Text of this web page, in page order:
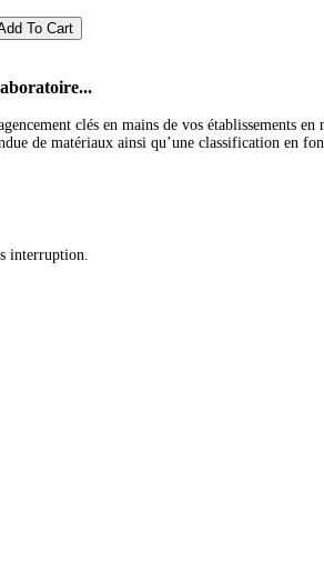
clés en mains de vos
de matériaux ainsi qu’une classification en
interruption.